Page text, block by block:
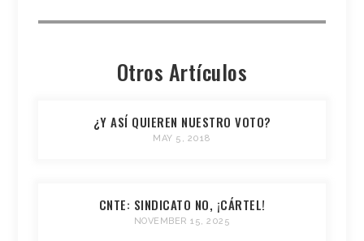
Otros Artículos
¿Y ASÍ QUIEREN NUESTRO VOTO?
MAY 5, 2018
CNTE: SINDICATO NO, ¡CÁRTEL!
NOVEMBER 15, 2025